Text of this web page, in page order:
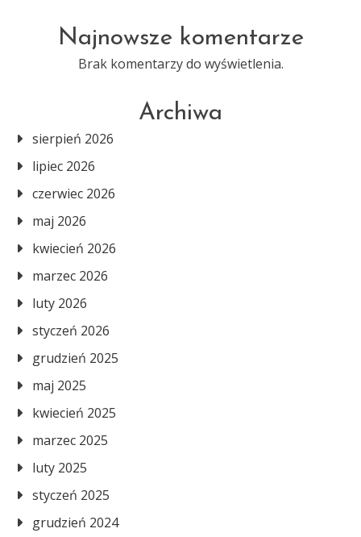
Najnowsze komentarze
Brak komentarzy do wyświetlenia.
Archiwa
sierpień 2026
lipiec 2026
czerwiec 2026
maj 2026
kwiecień 2026
marzec 2026
luty 2026
styczeń 2026
grudzień 2025
maj 2025
kwiecień 2025
marzec 2025
luty 2025
styczeń 2025
grudzień 2024